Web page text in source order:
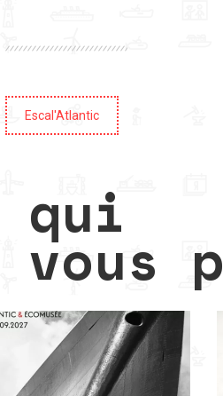
Escal'Atlantic
qui
vous